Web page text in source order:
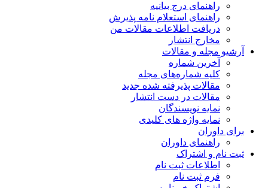
راهنمای درج بیانیه
راهنمای استعلام نامه پذیرش
دریافت اطلاعات مقالات من
مخارج انتشار
آرشیو مجله و مقالات
آخرین شماره
کلیه شماره‌های مجله
مقالات پذیرفته شده جدید
مقالات در دست انتشار
نمایه نویسندگان
نمایه واژه های کلیدی
برای داوران
راهنمای داوران
ثبت نام و اشتراک
اطلاعات ثبت نام
فرم ثبت نام